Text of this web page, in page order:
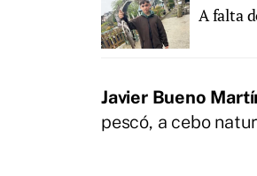
A falta
Javier Bueno
pescó, a cebo